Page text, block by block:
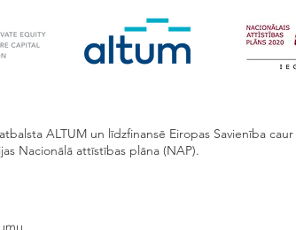
ALTUM un līdzfinansē Eiropas Savienība
Nacionālā attīstības plāna (NAP).